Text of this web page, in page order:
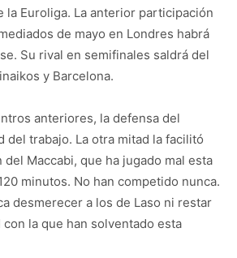
la Euroliga. La anterior participación
de mayo en Londres habrá
Su rival en semifinales saldrá del
y Barcelona.
anteriores, la defensa del
del trabajo. La otra mitad la facilitó
del Maccabi, que ha jugado mal esta
minutos. No han competido nunca.
desmerecer a los de Laso ni restar
la que han solventado esta